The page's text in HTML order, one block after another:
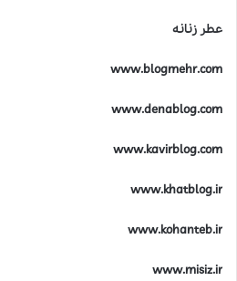
عطر زنانه
www.blogmehr.com
www.denablog.com
www.kavirblog.com
www.khatblog.ir
www.kohanteb.ir
www.misiz.ir